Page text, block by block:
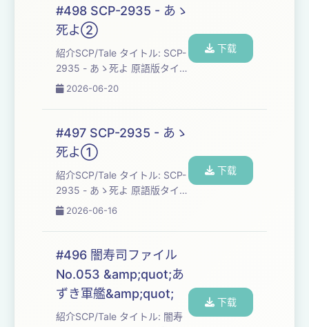
Hippo ソース: http://scp-
jp.wikidot.com/scp-3034 原
語版ソース: http://scp-
wiki.wikidot.com/scp-3034...
#498 SCP-2935 - あゝ
死よ②
紹介SCP/Tale タイトル: SCP-
2935 - あゝ死よ 原語版タイ
トル: SCP-2935 - O, Death
djkaktus ソース: http://scp-
jp.wikidot.com/scp-2935 原
語版ソース: http://scp-
wiki.wikidot.com/scp-2935
ライセンス: CC BY-SA 3....
2026-06-20
下载
#497 SCP-2935 - あゝ
死よ①
紹介SCP/Tale タイトル: SCP-
2935 - あゝ死よ 原語版タイ
トル: SCP-2935 - O, Death
djkaktus ソース: http://scp-
jp.wikidot.com/scp-2935 原
wiki.wikidot.com/scp-2935
ライセンス: CC BY-SA 3....
2026-06-16
下载
#496 闇寿司ファイル
No.053 &amp;quot;あ
ずき軍艦&amp;quot;
紹介SCP/Tale タイトル: 闇寿
下载